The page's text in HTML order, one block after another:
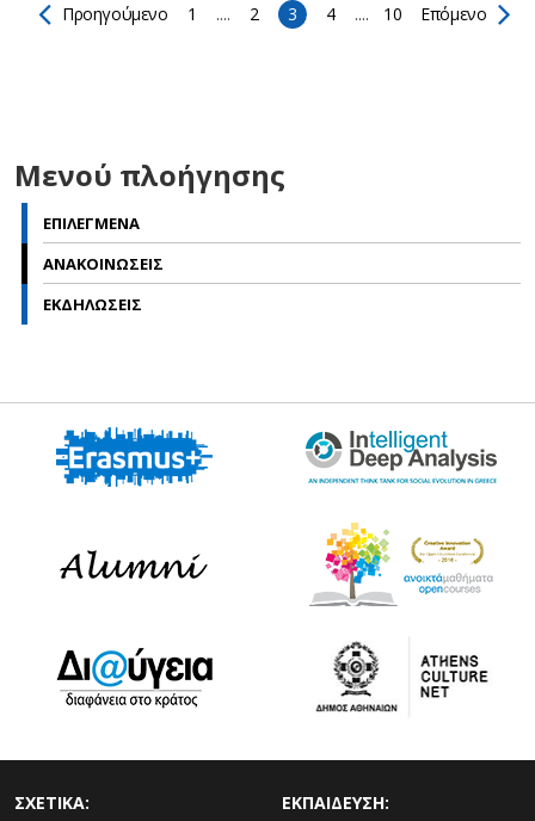
Προηγούμενο 1 .... 2 3 4 .... 10 Επόμενο
Μενού πλοήγησης
ΕΠΙΛΕΓΜΕΝΑ
ΑΝΑΚΟΙΝΩΣΕΙΣ
ΕΚΔΗΛΩΣΕΙΣ
ΣΧΕΤΙΚΑ: ΕΚΠΑΙΔΕΥΣΗ: